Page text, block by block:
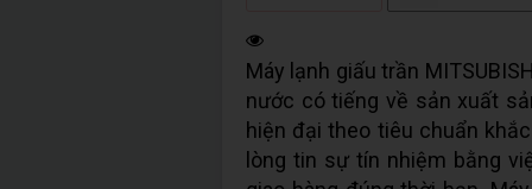
Máy lạnh giấu trần
nước có tiếng về sản xuất
hiện đại theo tiêu chuẩn
lòng tin sự tín nhiệm bằng